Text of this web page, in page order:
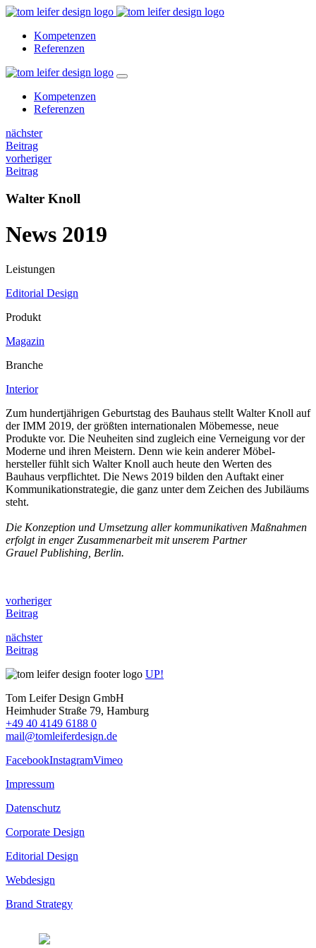
Kompetenzen
Referenzen
Kompetenzen
Referenzen
nächster
Beitrag
vorheriger
Beitrag
Walter Knoll
News 2019
Leistungen
Editorial Design
Produkt
Magazin
Branche
Interior
Zum hundertjährigen Geburtstag des Bauhaus stellt Walter Knoll auf
der IMM 2019, der größten internationalen Möbemesse, neue
Produkte vor. Die Neuheiten sind zugleich eine Verneigung vor der
Moderne und ihren Meistern. Denn wie kein anderer Möbel­
hersteller fühlt sich Walter Knoll auch heute den Werten des
Bauhaus verpflichtet. Die News 2019 bilden den Auftakt einer
Kommu­nikation­strategie, die ganz unter dem Zeichen des Jubiläums
steht.
Die Konzeption und Umsetzung aller kommu­ni­kativen Maßnahmen
erfolgt in enger Zusammenarbeit mit unserem Partner
Grauel Publishing, Berlin.
vorheriger
Beitrag
nächster
Beitrag
UP!
Tom Leifer Design GmbH
Heimhuder Straße 79, Hamburg
+49 40 4149 6188 0
mail@tomleiferdesign.de
FacebookInstagramVimeo
Impressum
Datenschutz
Corporate Design
Editorial Design
Webdesign
Brand Strategy